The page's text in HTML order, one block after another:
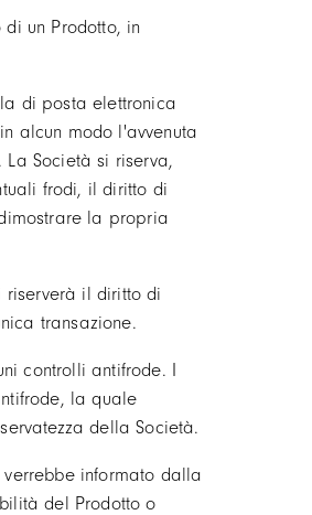
un Prodotto, in
di posta elettronica
alcun modo l'avvenuta
Società si riserva,
frodi, il diritto di
la propria
riserverà il diritto di
transazione.
controlli antifrode. I
la quale
della Società.
informato dalla
del Prodotto o